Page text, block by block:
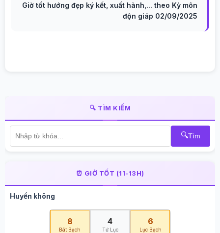
Giờ tốt hướng đẹp ký kết, xuất hành,... theo Kỳ môn
độn giáp 02/09/2025
🔍 TÌM KIẾM
🔍Tìm
⏰ GIỜ TỐT (11-13H)
Huyền không
8
Bát Bạch
4
Tứ Lục
6
Lục Bạch